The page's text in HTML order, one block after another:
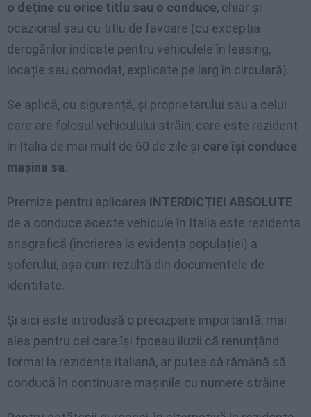
o deține cu orice titlu sau o conduce, chiar și
ocazional sau cu titlu de favoare (cu excepția
derogărilor indicate pentru vehiculele în leasing,
locație sau comodat, explicate pe larg în circulară).
Se aplică, cu siguranță, și proprietarului sau a celui
care are folosul vehiculului străin, care este rezident
în Italia de mai mult de 60 de zile și care își conduce
mașina sa.
Premiza pentru aplicarea INTERDICȚIEI ABSOLUTE
de a conduce aceste vehicule în Italia este rezidența
anagrafică (încrierea la evidența populației) a
șoferului, așa cum rezultă din documentele de
identitate.
Și aici este introdusă o precizpare importantă, mai
ales pentru cei care își fpceau iluzii că renunțând
formal la rezidența italiană, ar putea să rămână să
conducă în continuare mașinile cu numere străine.